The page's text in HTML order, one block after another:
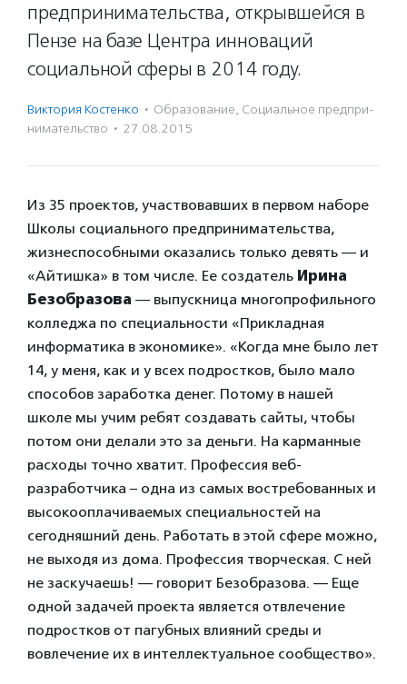
предпринимательства, открывшейся в
Пензе на базе Центра инноваций
социальной сферы в 2014 году.
Виктория Костенко · Образование, Социальное предпри­
нима­тель­ство · 27.08.2015
Из 35 проектов, участвовавших в первом наборе
Школы социального предпринимательства,
жизнеспособными оказались только девять — и
«Айтишка» в том числе. Ее создатель Ирина
Безобразова — выпускница многопрофильного
колледжа по специальности «Прикладная
информатика в экономике». «Когда мне было лет
14, у меня, как и у всех подростков, было мало
способов заработка денег. Потому в нашей
школе мы учим ребят создавать сайты, чтобы
потом они делали это за деньги. На карманные
расходы точно хватит. Профессия веб-
разработчика – одна из самых востребованных и
высокооплачиваемых специальностей на
сегодняшний день. Работать в этой сфере можно,
не выходя из дома. Профессия творческая. С ней
не заскучаешь! — говорит Безобразова. — Еще
одной задачей проекта является отвлечение
подростков от пагубных влияний среды и
вовлечение их в интеллектуальное сообщество».